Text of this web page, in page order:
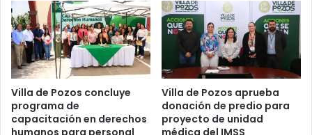
Villa de Pozos concluye
programa de
capacitación en derechos
humanos para personal
Villa de Pozos aprueba
donación de predio para
proyecto de unidad
médica del IMSS